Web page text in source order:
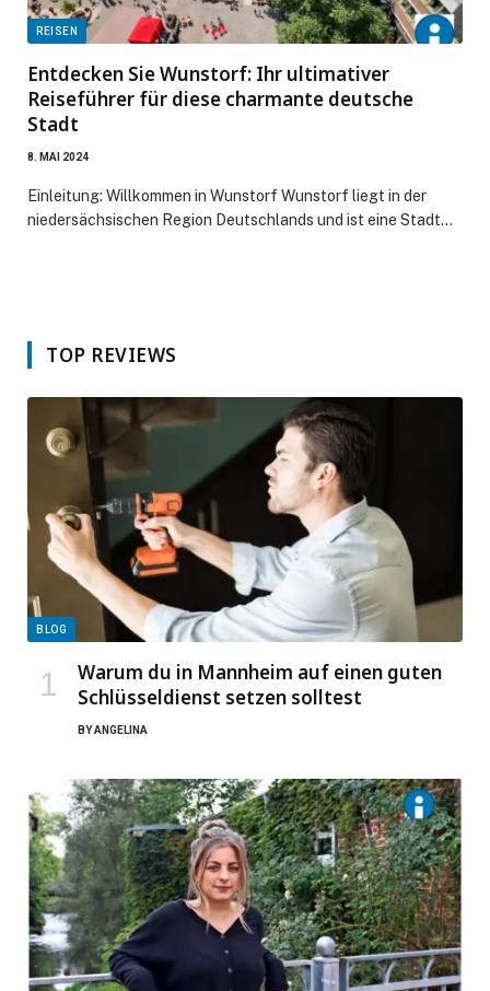
REISEN
Entdecken Sie Wunstorf: Ihr ultimativer
Reiseführer für diese charmante deutsche
Stadt
8. MAI 2024
Einleitung: Willkommen in Wunstorf Wunstorf liegt in der
niedersächsischen Region Deutschlands und ist eine Stadt…
TOP REVIEWS
BLOG
Warum du in Mannheim auf einen guten
Schlüsseldienst setzen solltest
BYANGELINA